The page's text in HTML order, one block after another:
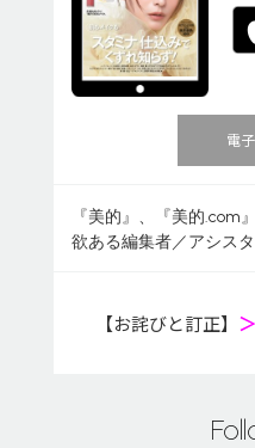
電
『美的』、『美的.com
欲ある編集者／アシス
【お詫びと訂正】 ＞